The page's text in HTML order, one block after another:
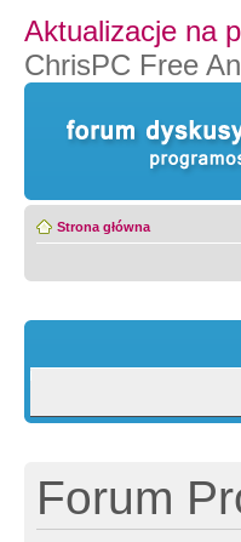
Aktualizacje na
ChrisPC Free
Strona główna
Forum